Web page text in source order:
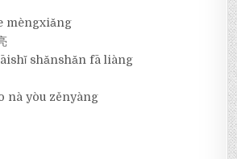
mèngxiǎng
shǎnshǎn fā liàng
nà yòu zěnyàng